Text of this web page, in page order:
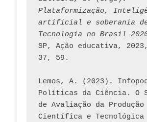
Plataformização,
artificial e soberania de
Tecnologia no Brasil
SP, Ação educativa,
37, 59.
Lemos, A. (2023).
Políticas da Ciência. O
de Avaliação da Produção
Científica e Tecnológica